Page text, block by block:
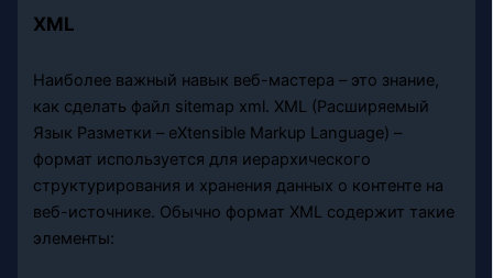
XML
Наиболее важный навык веб-мастера – это знание,
как сделать файл sitemap xml. XML (Расширяемый
Язык Разметки – eXtensible Markup Language) –
формат используется для иерархического
структурирования и хранения данных о контенте на
веб-источнике. Обычно формат XML содержит такие
элементы: